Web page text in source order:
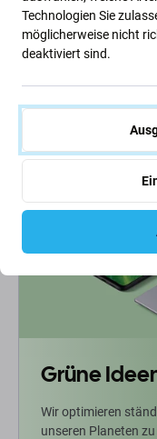
Kingston - USB-Schlüssel
DataTraveler SE9 G3 128
USB 3.0, golden
Grüne
Wir optimieren
unseren Planeten
Technologien Sie
möglicherweise nicht
deaktiviert sind.